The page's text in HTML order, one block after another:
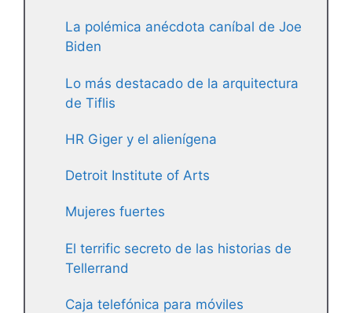
La polémica anécdota caníbal de Joe
Biden
Lo más destacado de la arquitectura
de Tiflis
HR Giger y el alienígena
Detroit Institute of Arts
Mujeres fuertes
El terrific secreto de las historias de
Tellerrand
Caja telefónica para móviles